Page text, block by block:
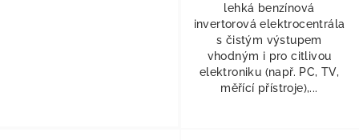
lehká benzínová
invertorová elektrocentrála
s čistým výstupem
vhodným i pro citlivou
elektroniku (např. PC, TV,
měřící přístroje),...